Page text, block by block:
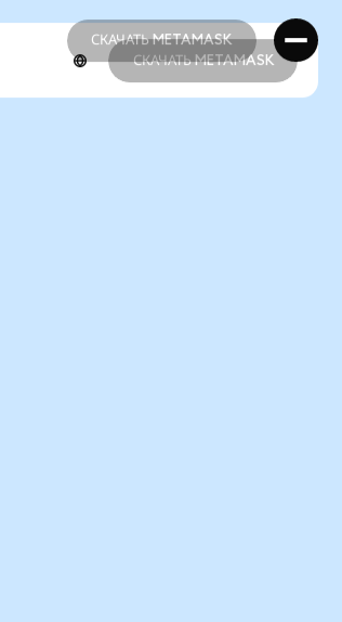
СКАЧАТЬ METAMASK
СКАЧАТЬ METAMASK
СКАЧАТЬ METAMASK